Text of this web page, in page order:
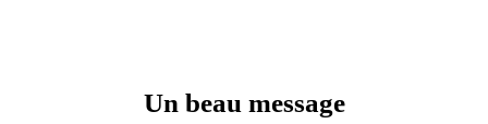
Un beau message